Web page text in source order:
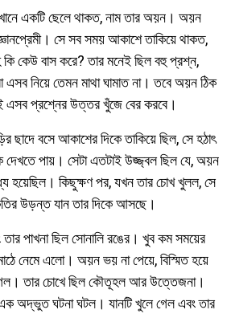
একটি ছেলে থাকত, নাম তার অয়ন। অয়ন
সে সব সময় আকাশে তাকিয়ে থাকত,
কেউ বাস করে? তার মনেই ছিল বহু প্রশ্ন,
এসব নিয়ে তেমন মাথা ঘামাত না। তবে অয়ন ঠিক
এসব প্রশ্নের উত্তর খুঁজে বের করবে।
ছাদে বসে আকাশের দিকে তাকিয়ে ছিল, সে হঠাৎ
পায়। সেটা এতটাই উজ্জ্বল ছিল যে, অয়ন
হয়েছিল। কিছুক্ষণ পর, যখন তার চোখ খুলল, সে
উড়ন্ত যান তার দিকে আসছে।
তার পাখনা ছিল সোনালি রঙের। খুব কম সময়ের
নেমে এলো। অয়ন ভয় না পেয়ে, বিস্মিত হয়ে
তার চোখে ছিল কৌতূহল আর উত্তেজনা।
অদ্ভুত ঘটনা ঘটল। যানটি খুলে গেল এবং তার